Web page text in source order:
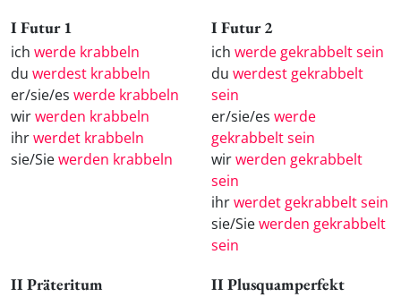
I Futur 1
ich werde krabbeln
du werdest krabbeln
er/sie/es werde krabbeln
wirwerden krabbeln
ihrwerdet krabbeln
sie/Siewerden krabbeln
I Futur 2
ich werde gekrabbelt sein
du werdest gekrabbelt
sein
er/sie/es werde
gekrabbelt sein
wirwerden gekrabbelt
sein
ihrwerdet gekrabbelt sein
sie/Siewerden gekrabbelt
sein
II Präteritum II Plusquamperfekt